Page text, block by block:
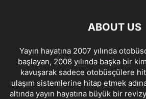
ABOUT US
Yayın hayatına 2007 yılında
başlayan, 2008 yılında başka bir
kavuşarak sadece otobüsçülere
ulaşım sistemlerine hitap etmek
altında yayın hayatına büyük bir